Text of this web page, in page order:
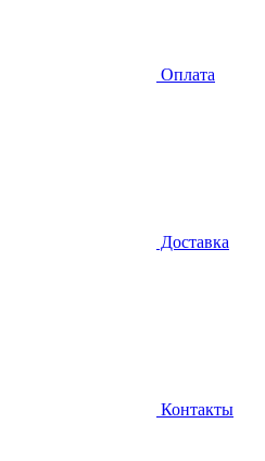
Оплата
Доставка
Контакты